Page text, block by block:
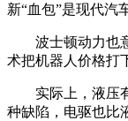
新“血包”是现代汽
波士顿动力也意
术把机器人价格打
实际上，液压有
种缺陷，电驱也比